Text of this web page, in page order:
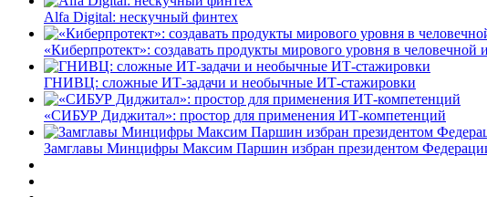
Alfa Digital: нескучный финтех
«Киберпротект»: создавать продукты мирового уровня в
ГНИВЦ: сложные ИТ‑задачи и необычные ИТ‑стажировки
«СИБУР Диджитал»: простор для применения ИТ-компетенций
Замглавы Минцифры Максим Паршин избран президентом